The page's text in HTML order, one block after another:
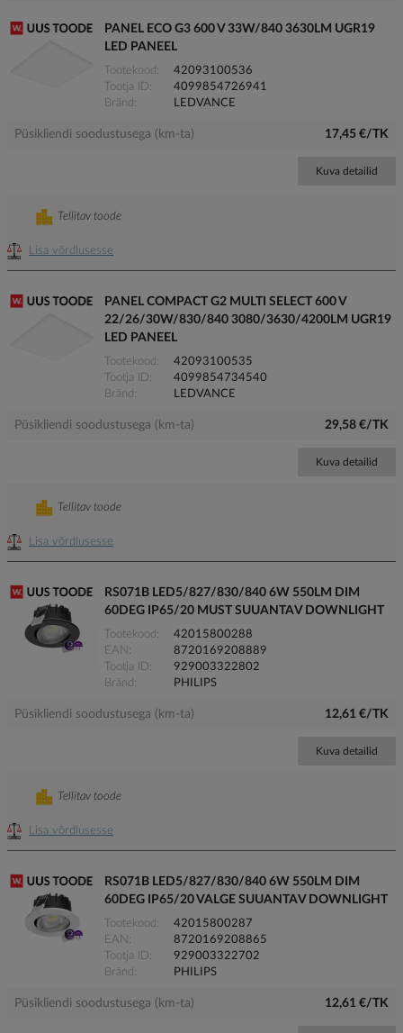
PANEL ECO G3 600 V 33W/840 3630LM UGR19
LED PANEEL
Tootekood
42093100536
Tootja ID
4099854726941
Bränd
LEDVANCE
Püsikliendi soodustusega (km-ta) 17,45 €/TK
Kuva detailid
Lisa võrdlusesse
Tellitav toode
PANEL COMPACT G2 MULTI SELECT 600 V
22/26/30W/830/840 3080/3630/4200LM UGR19
LED PANEEL
Tootekood
42093100535
Tootja ID
4099854734540
Bränd
LEDVANCE
Püsikliendi soodustusega (km-ta) 29,58 €/TK
Kuva detailid
Lisa võrdlusesse
Tellitav toode
RS071B LED5/827/830/840 6W 550LM DIM
60DEG IP65/20 MUST SUUANTAV DOWNLIGHT
Tootekood
42015800288
EAN
8720169208889
Tootja ID
929003322802
Bränd
PHILIPS
Püsikliendi soodustusega (km-ta) 12,61 €/TK
Kuva detailid
Lisa võrdlusesse
Tellitav toode
RS071B LED5/827/830/840 6W 550LM DIM
60DEG IP65/20 VALGE SUUANTAV DOWNLIGHT
Tootekood
42015800287
EAN
8720169208865
Tootja ID
929003322702
Bränd
PHILIPS
Püsikliendi soodustusega (km-ta) 12,61 €/TK